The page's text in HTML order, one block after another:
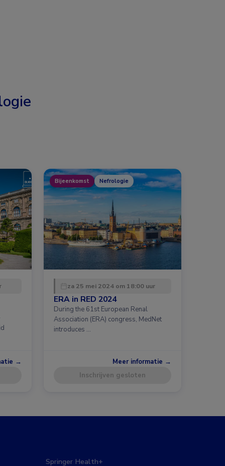
→
Bijeenkomst Nefrologie
za 25 mei 2024 om 18:00 uur
ERA in RED 2024
During the 61st European Renal
Association (ERA) congress, MedNet
introduces …
Meer informatie →
Inschrijven gesloten
Springer Health+